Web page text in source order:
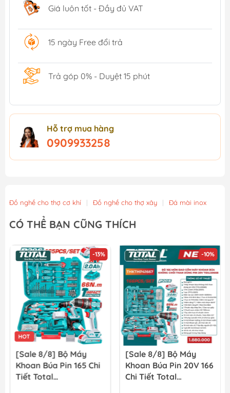
Giá luôn tốt - Đầy đủ VAT
15 ngày Free đổi trả
Trả góp 0% - Duyệt 15 phút
Hỗ trợ mua hàng
0909933258
Đồ nghề cho thợ cơ khí | Đồ nghề cho thợ xây | Đá mài inox
CÓ THỂ BẠN CŨNG THÍCH
-13%
HOT
[Sale 8/8] Bộ Máy
Khoan Búa Pin 165 Chi
Tiết Total
-10%
[Sale 8/8] Bộ Máy
Khoan Búa Pin 20V 166
Chi Tiết Total